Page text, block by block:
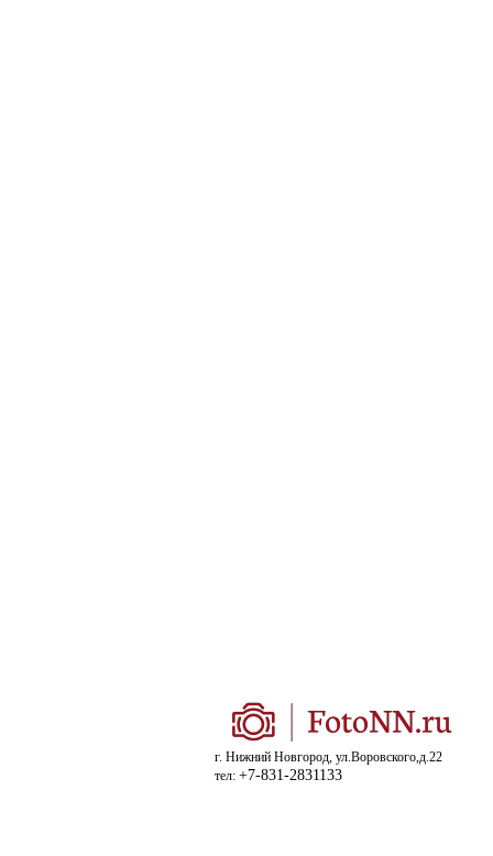
г. Нижний Новгород, ул.Воровского,д.22
тел: +7-831-2831133